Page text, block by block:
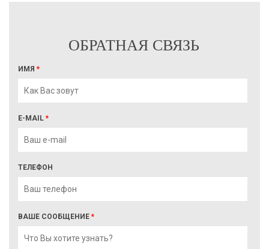
ОБРАТНАЯ СВЯЗЬ
ИМЯ *
E-MAIL *
ТЕЛЕФОН
ВАШЕ СООБЩЕНИЕ *